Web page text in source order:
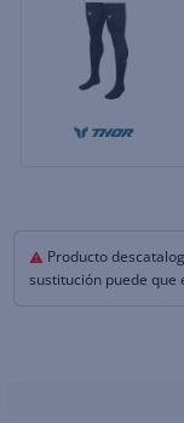
Producto
sustitución puede que